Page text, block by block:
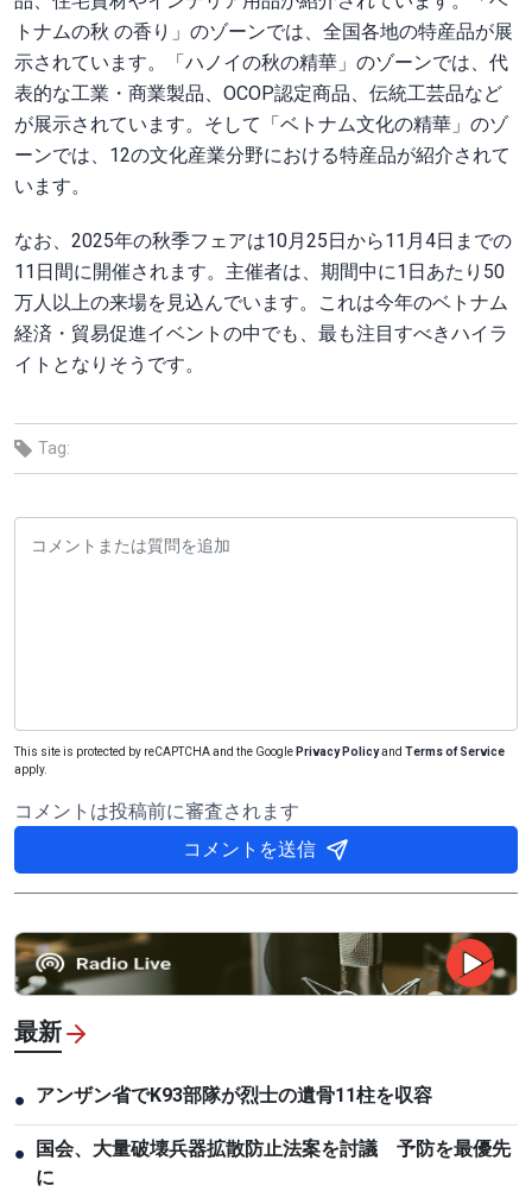
トナムの秋 の香り」のゾーンでは、全国各地の特産品が展
示されています。「ハノイの秋の精華」のゾーンでは、代
表的な工業・商業製品、OCOP認定商品、伝統工芸品など
が展示されています。そして「ベトナム文化の精華」のゾ
ーンでは、12の文化産業分野における特産品が紹介されて
います。
なお、2025年の秋季フェアは10月25日から11月4日までの
11日間に開催されます。主催者は、期間中に1日あたり50
万人以上の来場を見込んでいます。これは今年のベトナム
経済・貿易促進イベントの中でも、最も注目すべきハイラ
イトとなりそうです。
Tag:
This site is protected by reCAPTCHA and the Google Privacy Policyand Terms of Service
apply.
コメントは投稿前に審査されます
コメントを送信
最新
● アンザン省でK93部隊が烈士の遺骨11柱を収容
●
国会、大量破壊兵器拡散防止法案を討議 予防を最優先
に